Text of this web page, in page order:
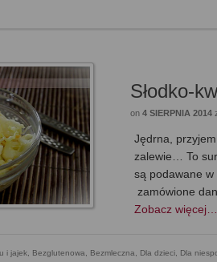
Słodko-
on4 SIERPNIA 2014
Jędrna,
zalewie… To
są podawane
zamówione
Zobacz więcej…
i jajek, Bezglutenowa, Bezmleczna, Dla dzieci, Dla